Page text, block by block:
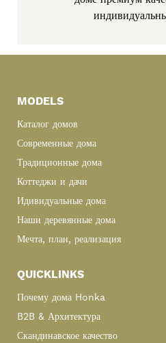
Sidebar
MODELS
Каталог домов
Современные дома
Традиционные дома
Коттеджи и дачи
Идивидуальные дома
Наши деревянные дома
Мечта, план, реализация
QUICKLINKS
Почему дома Honka
B2B & Архитектура
Скандинавское качество